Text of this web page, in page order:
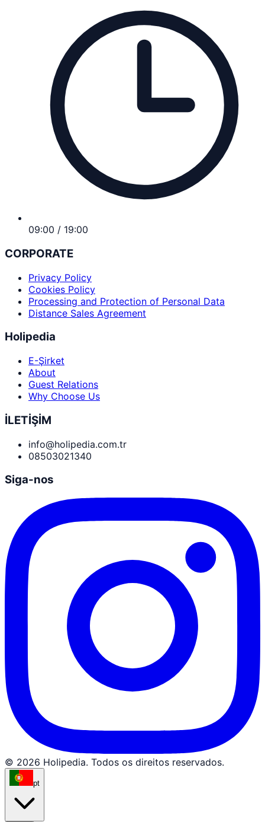
09:00 / 19:00
CORPORATE
Privacy Policy
Cookies Policy
Processing and Protection of Personal Data
Distance Sales Agreement
Holipedia
E-Şirket
About
Guest Relations
Why Choose Us
İLETİŞİM
info@holipedia.com.tr
08503021340
Siga-nos
© 2026 Holipedia. Todos os direitos reservados.
pt